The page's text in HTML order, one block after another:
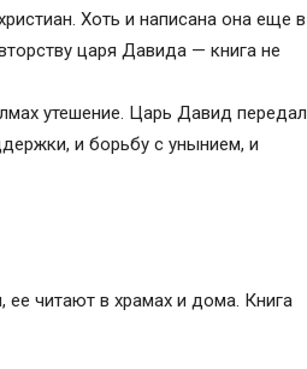
Хоть и написана она еще в
царя Давида — книга не
утешение. Царь Давид передал
и борьбу с унынием, и
ее читают в храмах и дома. Книга